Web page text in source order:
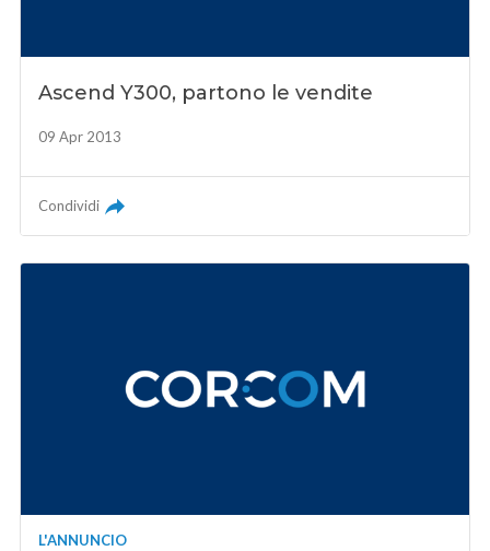
Ascend Y300, partono le vendite
09 Apr 2013
Condividi
L'ANNUNCIO